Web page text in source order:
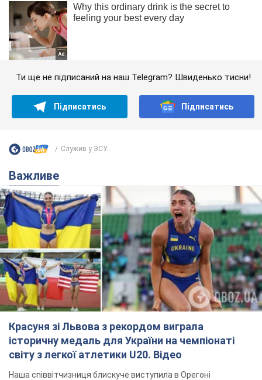
Ти ще не підписаний на наш Telegram? Швиденько тисни!
Підписатись Підписатись
Служив у ЗСУ...
Важливе
Красуня зі Львова з рекордом виграла
історичну медаль для України на чемпіонаті
світу з легкої атлетики U20. Відео
Наша співвітчизниця блискуче виступила в Орегоні